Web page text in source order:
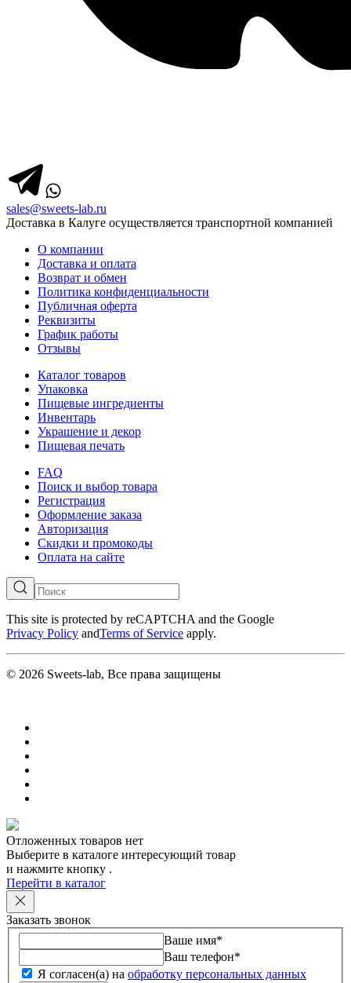
sales@sweets-lab.ru
Доставка в Калуге осуществляется транспортной компанией
О компании
Доставка и оплата
Возврат и обмен
Политика конфиденциальности
Публичная оферта
Реквизиты
График работы
Отзывы
Каталог товаров
Упаковка
Пищевые ингредиенты
Инвентарь
Украшение и декор
Пищевая печать
FAQ
Поиск и выбор товара
Регистрация
Оформление заказа
Авторизация
Скидки и промокоды
Оплата на сайте
This site is protected by reCAPTCHA and the Google
Privacy Policy andTerms of Service apply.
© 2026 Sweets-lab, Все права защищены
Отложенных товаров нет
Выберите в каталоге интересующий товар
и нажмите кнопку .
Перейти в каталог
Заказать звонок
Ваше имя*
Ваш телефон*
Я согласен(а) на обработку персональных данных